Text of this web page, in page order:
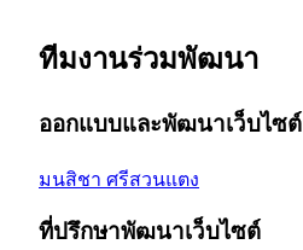
ทีมงานร่วมพัฒนา
ออกแบบและพัฒนาเว็บไซต์
มนสิชา ศรีสวนแตง
ที่ปรึกษาพัฒนาเว็บไซต์